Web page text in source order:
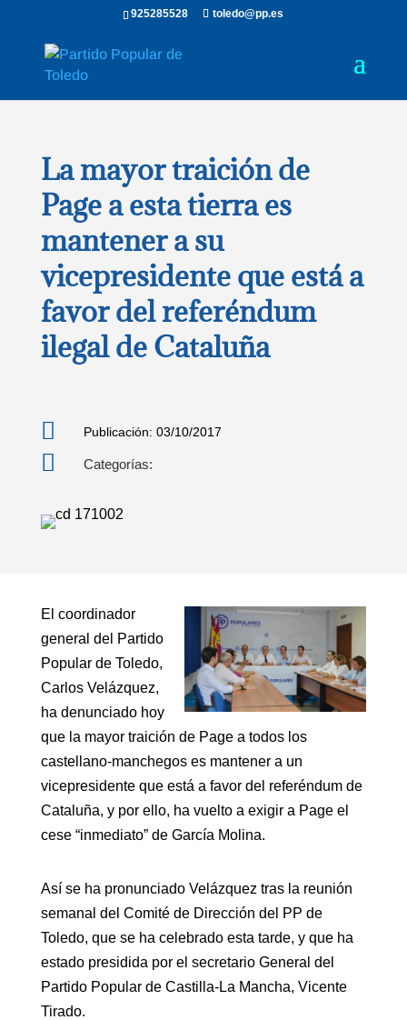
925285528 toledo@pp.es
La mayor traición de
Page a esta tierra es
mantener a su
vicepresidente que está a
favor del referéndum
ilegal de Cataluña
 Publicación: 03/10/2017
 Categorías:
El coordinador
general del Partido
Popular de Toledo,
Carlos Velázquez,
ha denunciado hoy
que la mayor traición de Page a todos los
castellano-manchegos es mantener a un
vicepresidente que está a favor del referéndum de
Cataluña, y por ello, ha vuelto a exigir a Page el
cese “inmediato” de García Molina.
Así se ha pronunciado Velázquez tras la reunión
semanal del Comité de Dirección del PP de
Toledo, que se ha celebrado esta tarde, y que ha
estado presidida por el secretario General del
Partido Popular de Castilla-La Mancha, Vicente
Tirado.